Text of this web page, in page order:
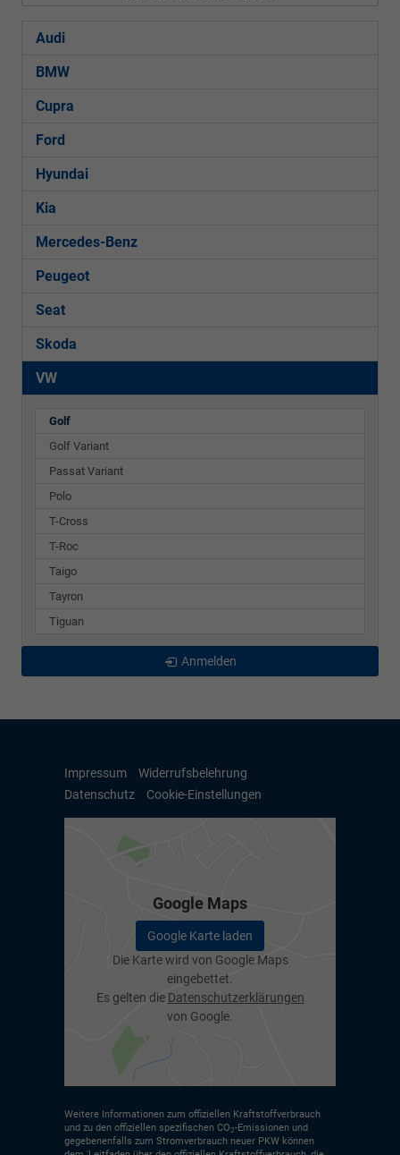
Audi
BMW
Cupra
Ford
Hyundai
Kia
Mercedes-Benz
Peugeot
Seat
Skoda
VW
Golf
Golf Variant
Passat Variant
Polo
T-Cross
T-Roc
Taigo
Tayron
Tiguan
Anmelden
Impressum
Widerrufsbelehrung
Datenschutz
Cookie-Einstellungen
Google Maps
Google Karte laden
Die Karte wird von Google Maps
eingebettet.
Es gelten die Datenschutzerklärungen
von Google.
Weitere Informationen zum offiziellen Kraftstoffverbrauch
und zu den offiziellen spezifischen CO2-Emissionen und
gegebenenfalls zum Stromverbrauch neuer PKW können